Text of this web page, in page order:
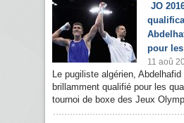
JO
pour
11 aoû
Le pugiliste algérien,
brillamment qualifié pour les
tournoi de boxe des Jeux